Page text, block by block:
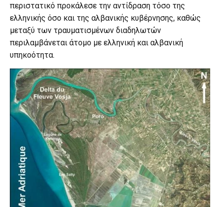
περιστατικό προκάλεσε την αντίδραση τόσο της
ελληνικής όσο και της αλβανικής κυβέρνησης, καθώς
μεταξύ των τραυματισμένων διαδηλωτών
περιλαμβάνεται άτομο με ελληνική και αλβανική
υπηκοότητα.